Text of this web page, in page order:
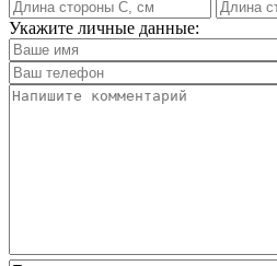
Укажите личные данные: